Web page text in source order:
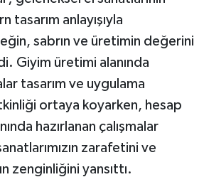
tasarım anlayışıyla
sabrın ve üretimin değerini
Giyim üretimi alanında
tasarım ve uygulama
ortaya koyarken, hesap
hazırlanan çalışmalar
zarafetini ve
zenginliğini yansıttı.